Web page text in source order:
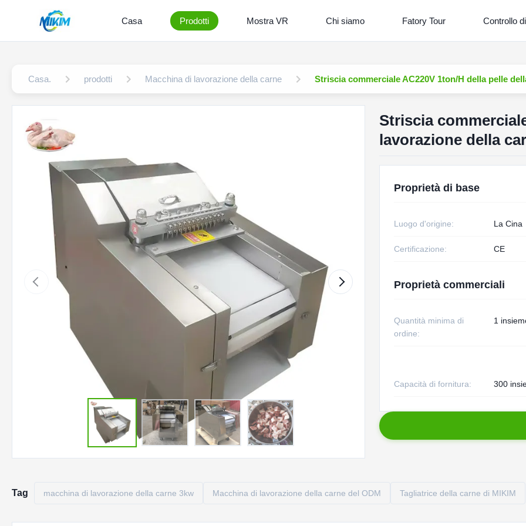
Casa Prodotti Mostra VR Chi siamo Fatory Tour Controllo
Casa. prodotti Macchina di lavorazione della carne Striscia commerciale AC220V 1ton/H della pelle
Striscia
lavorazione della
Proprietà di base
Luogo d'origine: La Cina
Certificazione: CE
Proprietà commerciali
Quantità minima di
ordine:
1
Capacità di fornitura: 300
Tag macchina di lavorazione della carne 3kw Macchina di lavorazione della carne del ODM Tagliatrice della carne di MIKIM